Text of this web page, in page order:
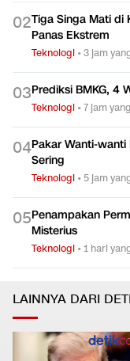
02Tiga Singa Mati di
Panas Ekstrem
Teknologi •3 jam
03Prediksi BMKG, 4
Teknologi •7 jam
04Pakar Wanti-wanti
Sering
Teknologi • 5 jam
05Penampakan
Misterius
Teknologi •1 hari
LAINNYA DARI